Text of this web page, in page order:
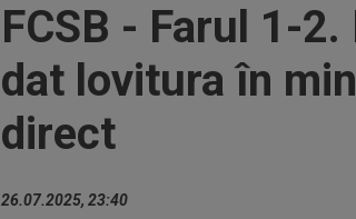
FCSB - Farul 1-
dat lovitura în
direct
26.07.2025, 23:40